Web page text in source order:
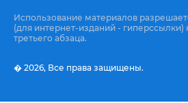
Использование материалов
(для интернет-изданий - гиперссылки)
третьего абзаца.
� 2026, Все права защищены.